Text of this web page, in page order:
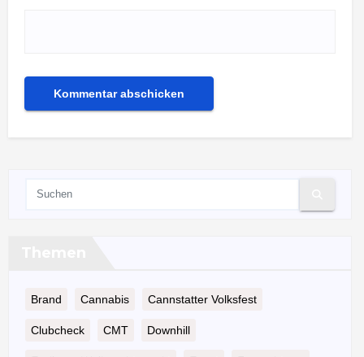
Brand Cannabis Cannstatter Volksfest
Clubcheck CMT Downhill